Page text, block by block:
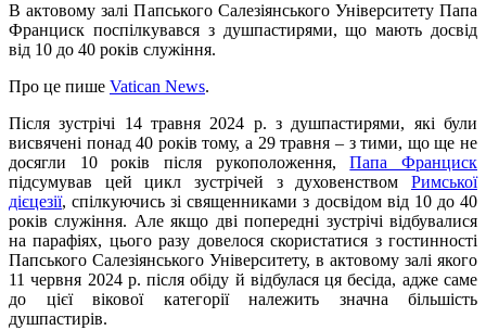
В актовому залі Папського Салезіянського Університету Папа
Франциск поспілкувався з душпастирями, що мають досвід
від 10 до 40 років служіння.
Про це пише Vatican News.
Після зустрічі 14 травня 2024 р. з душпастирями, які були
висвячені понад 40 років тому, а 29 травня – з тими, що ще не
досягли 10 років після рукоположення,Папа Франциск
підсумував цей цикл зустрічей з духовенством Римської
дієцезії, спілкуючись зі священниками з досвідом від 10 до 40
років служіння. Але якщо дві попередні зустрічі відбувалися
на парафіях, цього разу довелося скористатися з гостинності
Папського Салезіянського Університету, в актовому залі якого
11 червня 2024 р. після обіду й відбулася ця бесіда, адже саме
до цієї вікової категорії належить значна більшість
душпастирів.